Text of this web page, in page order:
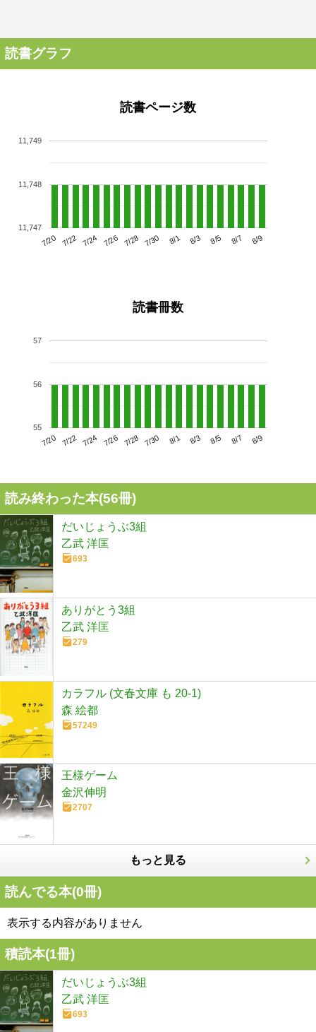
読書グラフ
読書ページ数
7/20 7/22 7/24 7/26 7/28 7/30 8/1 8/3 8/5 8/7 8/9
11,747
11,748
11,749
読書冊数
7/20 7/22 7/24 7/26 7/28 7/30 8/1 8/3 8/5 8/7 8/9
55
56
57
読み終わった本(56冊)
だいじょうぶ3組
乙武 洋匡
693
ありがとう3組
乙武 洋匡
279
カラフル (文春文庫 も 20-1)
森 絵都
57249
王様ゲーム
金沢伸明
2707
もっと見る
読んでる本(0冊)
表示する内容がありません
積読本(1冊)
だいじょうぶ3組
乙武 洋匡
693